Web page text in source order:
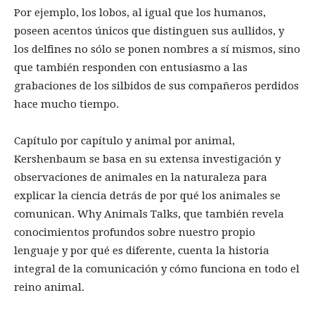
Por ejemplo, los lobos, al igual que los humanos,
poseen acentos únicos que distinguen sus aullidos, y
los delfines no sólo se ponen nombres a sí mismos, sino
que también responden con entusiasmo a las
grabaciones de los silbidos de sus compañeros perdidos
hace mucho tiempo.
Capítulo por capítulo y animal por animal,
Kershenbaum se basa en su extensa investigación y
observaciones de animales en la naturaleza para
explicar la ciencia detrás de por qué los animales se
comunican. Why Animals Talks, que también revela
conocimientos profundos sobre nuestro propio
lenguaje y por qué es diferente, cuenta la historia
integral de la comunicación y cómo funciona en todo el
reino animal.